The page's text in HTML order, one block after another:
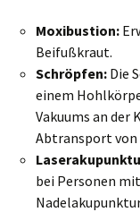
Moxibustion:
Beifußkraut.
Schröpfen: Die
einem
Vakuums an der
Abtransport
bei Personen